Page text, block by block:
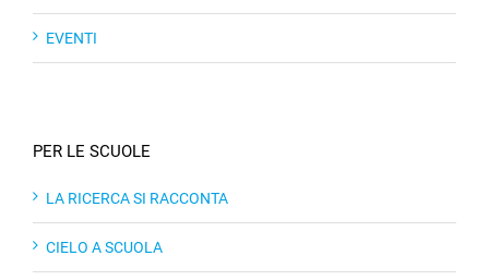
EVENTI
PER LE SCUOLE
LA RICERCA SI RACCONTA
CIELO A SCUOLA